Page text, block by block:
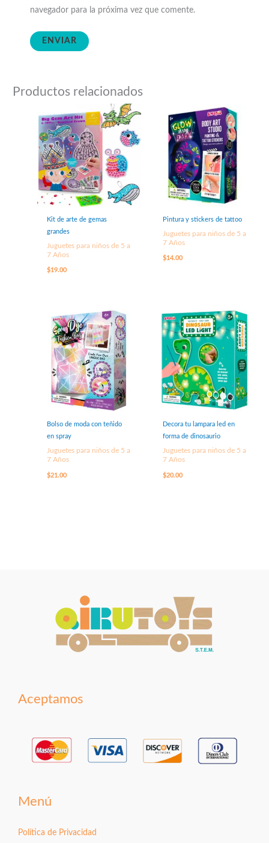
navegador para la próxima vez que comente.
Productos relacionados
Kit de arte de gemas
grandes
Juguetes para niños de 5 a
7 Años
$19.00
Pintura y stickers de tattoo
Juguetes para niños de 5 a
7 Años
$14.00
Bolso de moda con teñido
en spray
Juguetes para niños de 5 a
7 Años
$21.00
Decora tu lampara led en
forma de dinosaurio
Juguetes para niños de 5 a
7 Años
$20.00
Aceptamos
Menú
Política de Privacidad